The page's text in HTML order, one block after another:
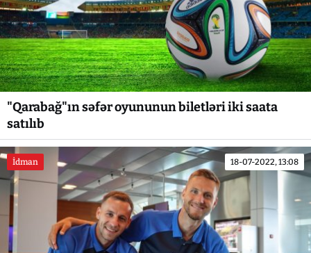
"Qarabağ"ın səfər oyununun biletləri iki saata
satılıb
İdman 18-07-2022, 13:08